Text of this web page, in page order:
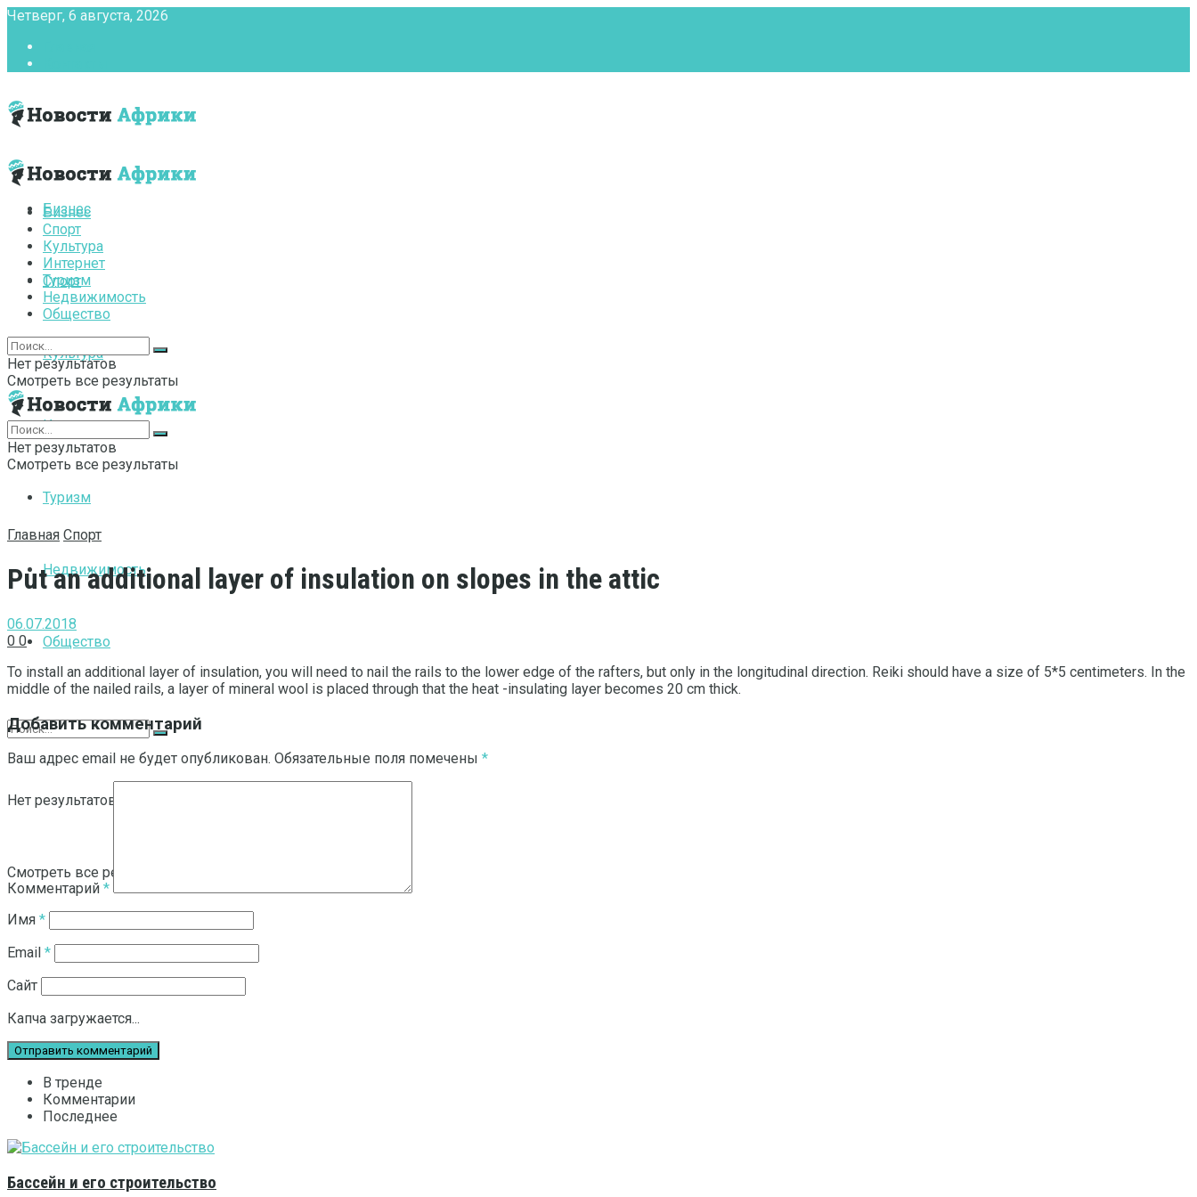
Четверг, 6 августа, 2026
Бизнес
Спорт
Культура
Интернет
Туризм
Недвижимость
Общество
Нет результатов
Смотреть все результаты
Бизнес
Спорт
Культура
Интернет
Туризм
Недвижимость
Общество
Нет результатов
Смотреть все результаты
Нет результатов
Смотреть все результаты
Главная Спорт
Put an additional layer of insulation on slopes in the attic
06.07.2018
0 0
To install an additional layer of insulation, you will need to nail the rails to the lower edge of the rafters, but only in the longitudinal direction. Reiki should have a size of 5*5 centimeters. In the
middle of the nailed rails, a layer of mineral wool is placed through that the heat -insulating layer becomes 20 cm thick.
Добавить комментарий
Ваш адрес email не будет опубликован. Обязательные поля помечены *
Комментарий *
Имя *
Email *
Сайт
Капча загружается...
В тренде
Комментарии
Последнее
Бассейн и его строительство